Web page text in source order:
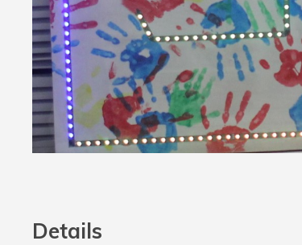
Details